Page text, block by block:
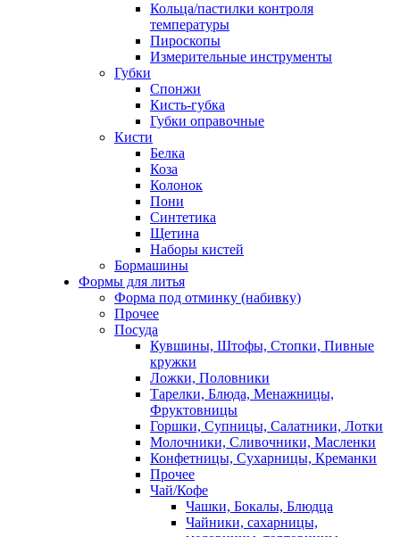
Кольца/пастилки контроля
температуры
Пироскопы
Измерительные инструменты
Губки
Спонжи
Кисть-губка
Губки оправочные
Кисти
Белка
Коза
Колонок
Пони
Синтетика
Щетина
Наборы кистей
Бормашины
Формы для литья
Форма под отминку (набивку)
Прочее
Посуда
Кувшины, Штофы, Стопки, Пивные
кружки
Ложки, Половники
Тарелки, Блюда, Менажницы,
Фруктовницы
Горшки, Супницы, Салатники, Лотки
Молочники, Сливочники, Масленки
Конфетницы, Сухарницы, Креманки
Прочее
Чай/Кофе
Чашки, Бокалы, Блюдца
Чайники, сахарницы,